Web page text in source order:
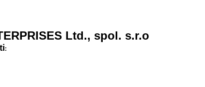
Ltd., spol. s.r.o
: